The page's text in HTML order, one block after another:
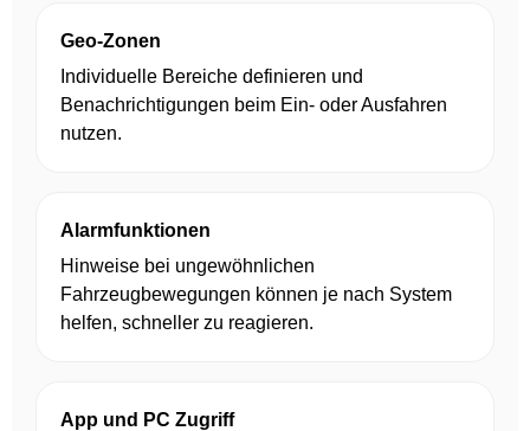
Geo-Zonen
Individuelle Bereiche definieren und
Benachrichtigungen beim Ein- oder Ausfahren
nutzen.
Alarmfunktionen
Hinweise bei ungewöhnlichen
Fahrzeugbewegungen können je nach System
helfen, schneller zu reagieren.
App und PC Zugriff